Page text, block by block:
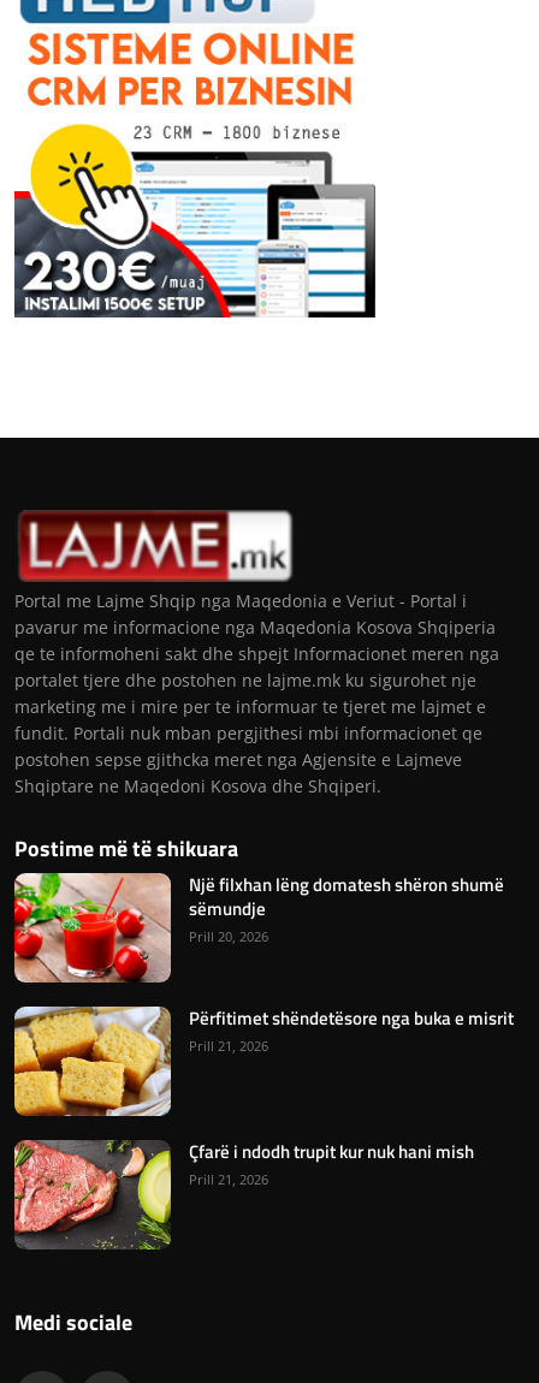
Portal me Lajme Shqip nga Maqedonia e Veriut - Portal i
pavarur me informacione nga Maqedonia Kosova Shqiperia
qe te informoheni sakt dhe shpejt Informacionet meren nga
portalet tjere dhe postohen ne lajme.mk ku sigurohet nje
marketing me i mire per te informuar te tjeret me lajmet e
fundit. Portali nuk mban pergjithesi mbi informacionet qe
postohen sepse gjithcka meret nga Agjensite e Lajmeve
Shqiptare ne Maqedoni Kosova dhe Shqiperi.
Postime më të shikuara
Një filxhan lëng domatesh shëron shumë
sëmundje
Prill 20, 2026
Përfitimet shëndetësore nga buka e misrit
Prill 21, 2026
Çfarë i ndodh trupit kur nuk hani mish
Prill 21, 2026
Medi sociale